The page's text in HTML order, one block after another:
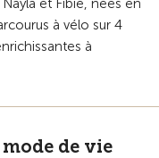
à vélo sur 4
à
de vie